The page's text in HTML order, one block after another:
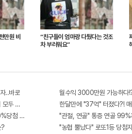
만원 비
“친구들이 엄마랑 다퉜다는 것조
차 부러워요”
..바로
두 유출...관계자 실수로 "비상"!
당첨 혜택 난리나!!
?
월수익 3000만원 가능하다
한달만에 "37억" 터졌다?!
"관절, 연골" 통증 연골 99%
"농협 뿔났다" 로또1등 당첨